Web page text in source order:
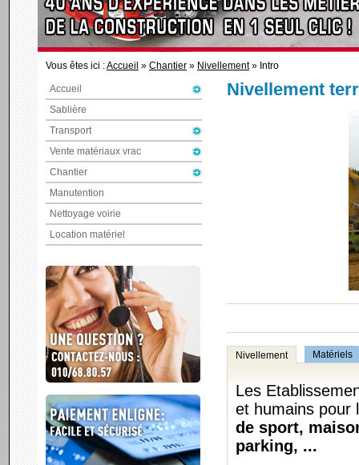
Vous êtes ici :Accueil » Chantier » Nivellement» Intro
Accueil
Sablière
Transport
Vente matériaux vrac
Chantier
Manutention
Nettoyage voirie
Location matériel
Nivellement
Nivellement Matériels
Les
et humains pour
de sport,
parking, ...